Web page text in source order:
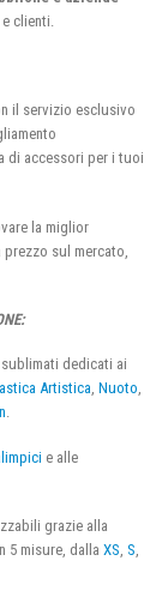
clienti.
il servizio esclusivo
di accessori per i tuoi
la miglior
sul mercato,
dedicati ai
Artistica, Nuoto,
.
e alle
grazie alla
5 misure, dalla XS S